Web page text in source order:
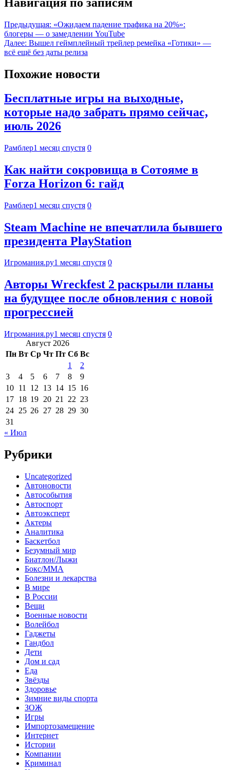
Предыдущая: «Ожидаем падение трафика на 20%»:
блогеры — о замедлении YouTube
Далее: Вышел геймплейный трейлер ремейка «Готики» —
всё ещё без даты релиза
Похожие новости
Бесплатные игры на выходные,
которые надо забрать прямо сейчас,
июль 2026
Рамблер1 месяц спустя 0
Как найти сокровища в Сотояме в
Forza Horizon 6: гайд
Рамблер1 месяц спустя 0
Steam Machine не впечатлила бывшего
президента PlayStation
Игромания.ру1 месяц спустя 0
Авторы Wreckfest 2 раскрыли планы
на будущее после обновления с новой
прогрессией
Игромания.ру1 месяц спустя 0
Август 2026
Пн Вт Ср Чт Пт Сб Вс
1
2
3
4 5 6 7 8
9
10 11 12 13 14 15 16
17 18 19 20 21 22 23
24 25 26 27 28 29 30
31
« Июл
Рубрики
Uncategorized
Автоновости
Автособытия
Автоспорт
Автоэксперт
Актеры
Аналитика
Баскетбол
Безумный мир
Биатлон/Лыжи
Бокс/MMA
Болезни и лекарства
В мире
В России
Вещи
Военные новости
Волейбол
Гаджеты
Гандбол
Дети
Дом и сад
Еда
Звёзды
Здоровье
Зимние виды спорта
ЗОЖ
Игры
Импортозамещение
Интернет
Истории
Компании
Криминал